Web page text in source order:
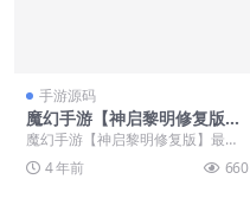
手游源码
魔幻手游【神启黎明修复版】
最新整理Linux手工端源码+G
魔幻手游【神启黎明修复版】最新
整理Linux手工端源码+GM授权后台
4 年前 660